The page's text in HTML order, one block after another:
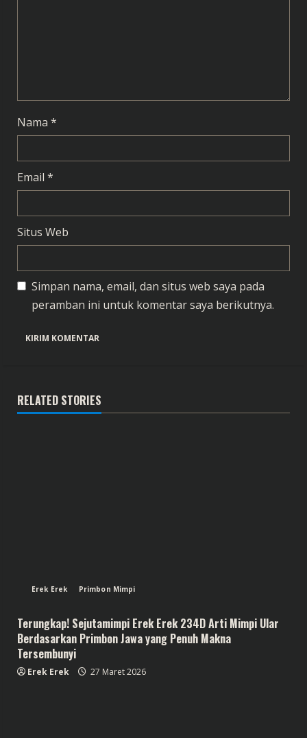
g
Nama *
Email *
Situs Web
Simpan nama, email, dan situs web saya pada
peramban ini untuk komentar saya berikutnya.
RELATED STORIES
Erek Erek Primbon Mimpi
Terungkap! Sejutamimpi Erek Erek 234D Arti Mimpi Ular
Berdasarkan Primbon Jawa yang Penuh Makna
Tersembunyi
Erek Erek 27 Maret 2026